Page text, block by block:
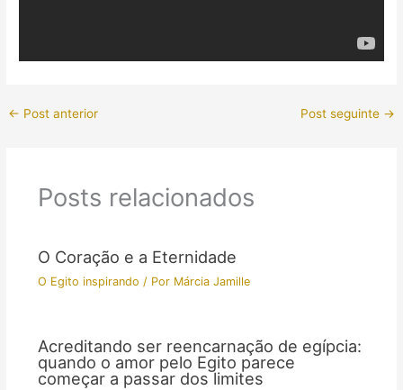
← Post anterior Post seguinte →
Posts relacionados
O Coração e a Eternidade
O Egito inspirando / Por Márcia Jamille
Acreditando ser reencarnação de egípcia:
quando o amor pelo Egito parece
começar a passar dos limites